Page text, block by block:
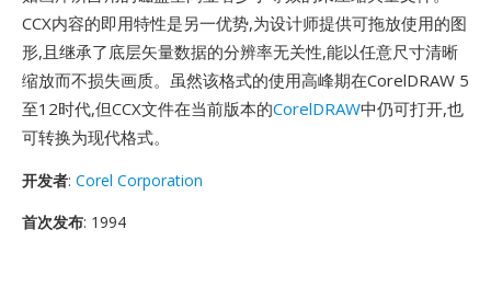
CCX内容的即用特性是另一优势,为设计师提供可拖放使用的图
形,且继承了底层矢量数据的分辨率无关性,能以任意尺寸清晰
缩放而不损失画质。虽然该格式的使用高峰期在CorelDRAW 5
至12时代,但CCX文件在当前版本的CorelDRAW中仍可打开,也
可转换为现代格式。
开发者: Corel Corporation
首次发布: 1994